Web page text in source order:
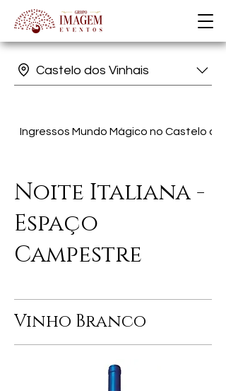
Castelo dos Vinhais
Ingressos Mundo Mágico no Castelo dos
Noite Italiana -
Espaço
Campestre
Vinho Branco